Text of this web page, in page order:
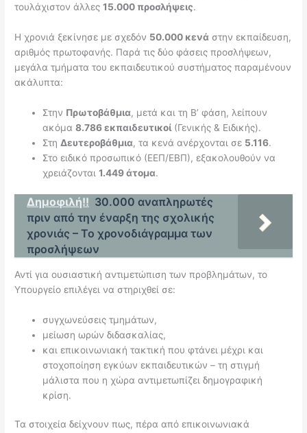
τουλάχιστον άλλες15.000 προσλήψεις.
Η χρονιά ξεκίνησε με σχεδόν 50.000 κενά στην εκπαίδευση,
αριθμός πρωτοφανής. Παρά τις δύο φάσεις προσλήψεων,
μεγάλα τμήματα του εκπαιδευτικού συστήματος παραμένουν
ακάλυπτα:
Στην Πρωτοβάθμια, μετά και τη Β’ φάση, λείπουν
ακόμα8.786 εκπαιδευτικοί(Γενικής & Ειδικής).
Στη Δευτεροβάθμια, τα κενά ανέρχονται σε 5.116.
Στο ειδικό προσωπικό (ΕΕΠ/ΕΒΠ), εξακολουθούν να
χρειάζονται1.449 άτομα.
Δημοφιλή!! 30.000 αναπληρωτές
πριν από την έναρξη της σχολικής
χρονιάς – Το χρονοδιάγραμμα των
προσλήψεων
Αντί για ουσιαστική αντιμετώπιση των προβλημάτων, το
Υπουργείο επιλέγει να στηριχθεί σε:
συγχωνεύσεις τμημάτων,
μείωση ωρών διδασκαλίας,
και επικοινωνιακή τακτική που φτάνει μέχρι και
στοχοποίηση εγκύων εκπαιδευτικών – τη στιγμή
μάλιστα που η χώρα αντιμετωπίζει δημογραφική
κρίση.
Τα στοιχεία δείχνουν πως, πέρα από επικοινωνιακά